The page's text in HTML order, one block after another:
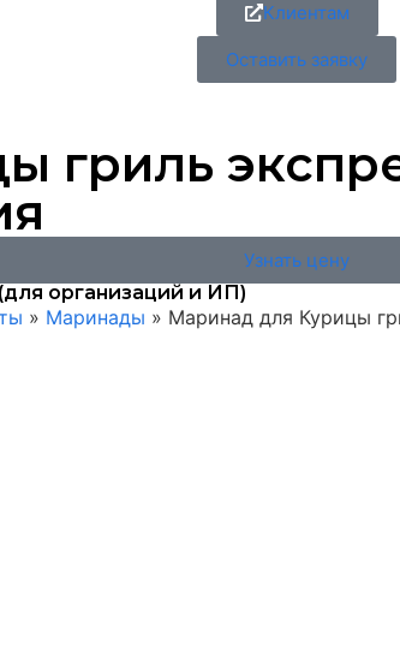
Клиентам
Оставить заявку
гриль
Узнать цену
организаций и ИП)
» Маринады » Маринад для Курицы